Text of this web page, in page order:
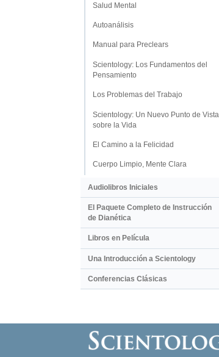
Salud Mental
Autoanálisis
Manual para Preclears
Scientology: Los Fundamentos del
Pensamiento
Los Problemas del Trabajo
Scientology: Un Nuevo Punto de Vista
sobre la Vida
El Camino a la Felicidad
Cuerpo Limpio, Mente Clara
Audiolibros Iniciales
El Paquete Completo de Instrucción
de Dianética
Libros en Película
Una Introducción a Scientology
Conferencias Clásicas